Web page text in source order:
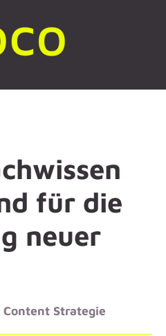
für die
neuer
Content Strategie